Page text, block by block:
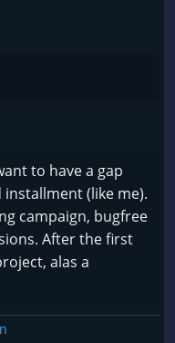
to have a gap
(like me).
campaign, bugfree
After the first
alas a